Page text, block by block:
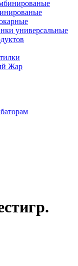
универсальные
Жар